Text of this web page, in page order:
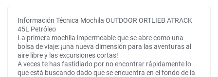
Información Técnica Mochila OUTDOOR ORTLIEB ATRACK
45L Petróleo
La primera mochila impermeable que se abre como una
bolsa de viaje: ¡una nueva dimensión para las aventuras al
aire libre y las excursiones cortas!
A veces te has fastidiado por no encontrar rápidamente lo
que está buscando dado que se encuentra en el fondo de la